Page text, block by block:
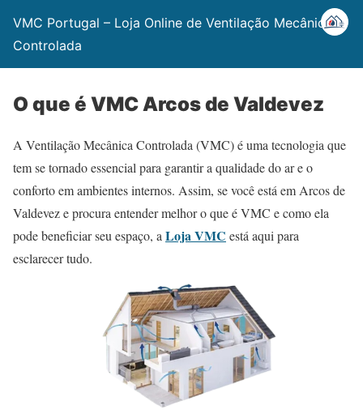
VMC Portugal – Loja Online de Ventilação Mecânica
Controlada
O que é VMC Arcos de Valdevez
A Ventilação Mecânica Controlada (VMC) é uma tecnologia que
tem se tornado essencial para garantir a qualidade do ar e o
conforto em ambientes internos. Assim, se você está em Arcos de
Valdevez e procura entender melhor o que é VMC e como ela
pode beneficiar seu espaço, a Loja VMC está aqui para
esclarecer tudo.